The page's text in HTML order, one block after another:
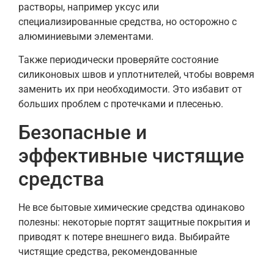
растворы, например уксус или
специализированные средства, но осторожно с
алюминиевыми элементами.
Также периодически проверяйте состояние
силиконовых швов и уплотнителей, чтобы вовремя
заменить их при необходимости. Это избавит от
больших проблем с протечками и плесенью.
Безопасные и
эффективные чистящие
средства
Не все бытовые химические средства одинаково
полезны: некоторые портят защитные покрытия и
приводят к потере внешнего вида. Выбирайте
чистящие средства, рекомендованные